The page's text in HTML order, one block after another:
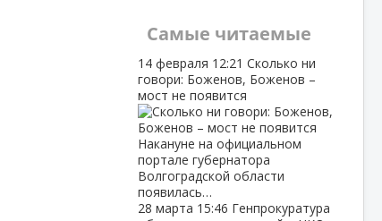
Самые читаемые
14 февраля 12:21 Сколько ни
говори: Боженов, Боженов –
мост не появится
Накануне на официальном
портале губернатора
Волгоградской области
появилась…
28 марта 15:46 Генпрокуратура